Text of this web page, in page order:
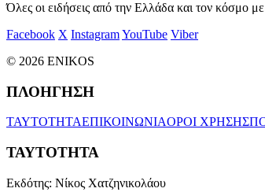
Όλες οι ειδήσεις από την Ελλάδα και τον κόσμο
Facebook X InstagramYouTube Viber
© 2026 ENIKOS
ΠΛΟΗΓΗΣΗ
ΤΑΥΤΟΤΗΤΑΕΠΙΚΟΙΝΩΝΙΑΟΡΟΙ ΧΡΗΣΗΣ
ΤΑΥΤΟΤΗΤΑ
Εκδότης: Νίκος Χατζηνικολάου